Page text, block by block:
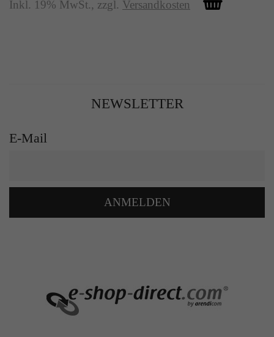
Inkl. 19% MwSt., zzgl. Versandkosten
NEWSLETTER
E-Mail
ANMELDEN